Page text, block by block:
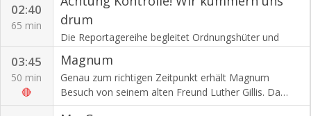
02:40
65 min
drum
Die Reportagereihe begleitet Ordnungshüter und
03:45
50 min
🔴
Magnum
Genau zum richtigen Zeitpunkt erhält Magnum
Besuch von seinem alten Freund Luther Gillis. Da
Robin Masters bis über beide Ohren mit einem Fall